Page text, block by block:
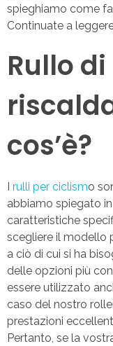
spieghiamo come
Continuate a
Rullo di
cos’è?
rulli per ciclismo
abbiamo spiegato
caratteristiche
scegliere il modello
a ciò di cui si ha
delle opzioni più
essere utilizzato
caso del nostro
prestazioni
Pertanto, se la